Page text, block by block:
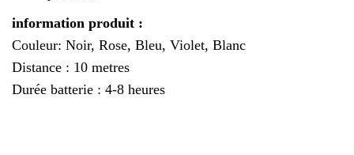
information produit :
Couleur: Noir, Rose, Bleu, Violet, Blanc
Distance : 10 metres
Durée batterie : 4-8 heures